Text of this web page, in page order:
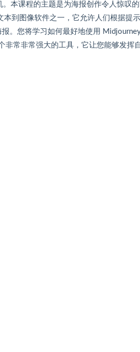
本课程的主题是为海报创作令人惊叹
到图像软件之一，它允许人们根据提
。您将学习如何最好地使用
非常非常强大的工具，它让您能够发挥